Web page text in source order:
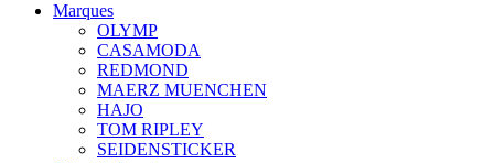
Marques
OLYMP
CASAMODA
REDMOND
MAERZ MUENCHEN
HAJO
TOM RIPLEY
SEIDENSTICKER